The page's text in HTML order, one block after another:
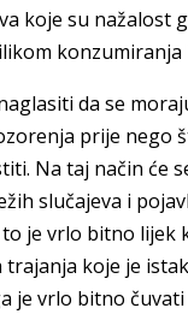
koje su nažalost
konzumiranja
da se
prije nego
Na taj način će
slučajeva i
je vrlo bitno lijek
trajanja koje je
je vrlo bitno čuvati